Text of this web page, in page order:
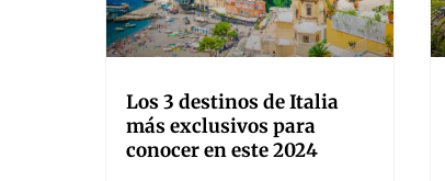
Los 3 destinos de Italia
más exclusivos para
conocer en este 2024